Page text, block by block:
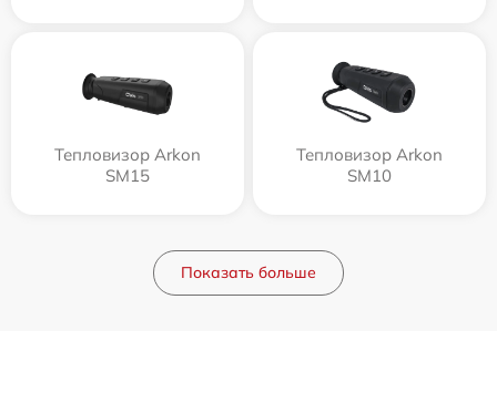
Тепловизор Arkon
SM15
Тепловизор Arkon
SM10
Показать больше